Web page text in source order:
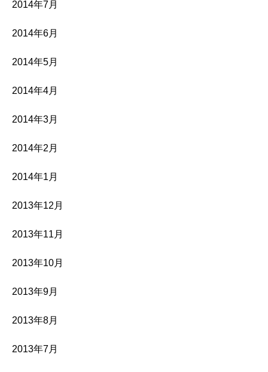
2014年7月
2014年6月
2014年5月
2014年4月
2014年3月
2014年2月
2014年1月
2013年12月
2013年11月
2013年10月
2013年9月
2013年8月
2013年7月